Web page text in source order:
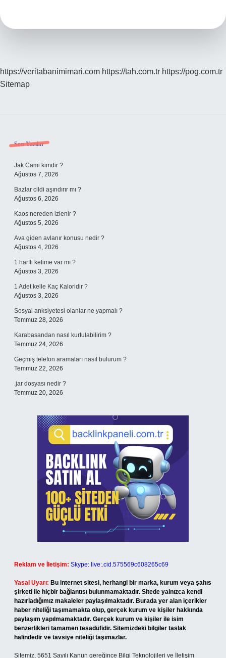
https://veritabanimimari.com https://tah.com.tr https://pog.com.tr
Sitemap
Sidebar
Son Yazılar
Jak Cami kimdir ?
Ağustos 7, 2026
Bazlar cildi aşındırır mı ?
Ağustos 6, 2026
Kaos nereden izlenir ?
Ağustos 5, 2026
Ava giden avlanır konusu nedir ?
Ağustos 4, 2026
1 harfli kelime var mı ?
Ağustos 3, 2026
1 Adet kelle Kaç Kaloridir ?
Ağustos 3, 2026
Sosyal anksiyetesi olanlar ne yapmalı ?
Temmuz 28, 2026
Karabasandan nasıl kurtulabilirim ?
Temmuz 24, 2026
Geçmiş telefon aramaları nasıl bulurum ?
Temmuz 22, 2026
.jar dosyası nedir ?
Temmuz 20, 2026
Reklam ve İletişim: Skype: live:.cid.575569c608265c69
Yasal Uyarı: Bu internet sitesi, herhangi bir marka, kurum veya şahıs
şirketi ile hiçbir bağlantısı bulunmamaktadır. Sitede yalnızca kendi
hazırladığımız makaleler paylaşılmaktadır. Burada yer alan içerikler
haber niteliği taşımamakta olup, gerçek kurum ve kişiler hakkında
paylaşım yapılmamaktadır. Gerçek kurum ve kişiler ile isim
benzerlikleri tamamen tesadüfidir. Sitemizdeki bilgiler taslak
halindedir ve tavsiye niteliği taşımazlar.
Sitemiz, 5651 Sayılı Kanun gereğince Bilgi Teknolojileri ve İletişim